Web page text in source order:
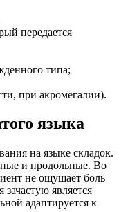
передается
типа;
при акромегалии).
языка
на языке складок.
и продольные. Во
не ощущает боль
является
адаптируется к